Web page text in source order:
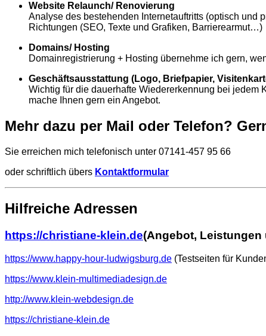
Website Relaunch/ Renovierung
Analyse des bestehenden Internetauftritts (optisch und
Richtungen (SEO, Texte und Grafiken, Barrierearmut…)
Domains/ Hosting
Domainregistrierung + Hosting übernehme ich gern,
Geschäftsausstattung (Logo, Briefpapier,
Wichtig für die dauerhafte Wiedererkennung bei jedem
mache Ihnen gern ein Angebot.
Mehr dazu per Mail oder Telefon?
Sie erreichen mich telefonisch unter 07141-457 95 66
oder schriftlich übers Kontaktformular
Hilfreiche Adressen
https://christiane-klein.de(Angebot,
https://www.happy-hour-ludwigsburg.de (Testseiten für
https://www.klein-multimediadesign.de
http://www.klein-webdesign.de
https://christiane-klein.de